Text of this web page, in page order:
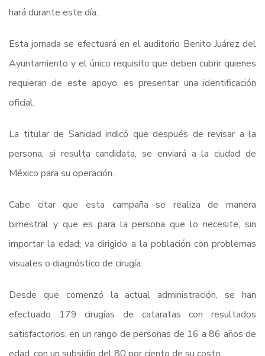
hará durante este día.
Esta jornada se efectuará en el auditorio Benito Juárez del
Ayuntamiento y el único requisito que deben cubrir quienes
requieran de este apoyo, es presentar una identificación
oficial.
La titular de Sanidad indicó que después de revisar a la
persona, si resulta candidata, se enviará a la ciudad de
México para su operación.
Cabe citar que esta campaña se realiza de manera
bimestral y que es para la persona que lo necesite, sin
importar la edad; va dirigido a la población con problemas
visuales o diagnóstico de cirugía.
Desde que comenzó la actual administración, se han
efectuado 179 cirugías de cataratas con resultados
satisfactorios, en un rango de personas de 16 a 86 años de
edad, con un subsidio del 80 por ciento de su costo.